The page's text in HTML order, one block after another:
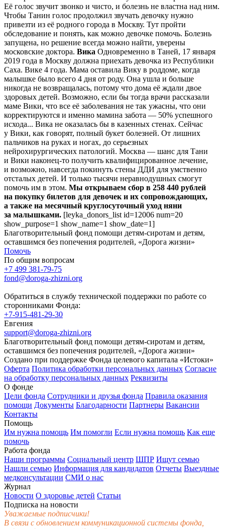
Её голос звучит звонко и чисто, и болезнь не властна над ним.
Чтобы Танин голос продолжил звучать девочку нужно
привезти из её родного города в Москву. Тут пройти
обследование и понять, как можно девочке помочь. Болезнь
запущена, но решение всегда можно найти, уверены
московские доктора. Вика Одновременно в Таней, 17 января
2019 года в Москву должна приехать девочка из Республики
Саха. Вике 4 года. Мама оставила Вику в роддоме, когда
малышке было всего 4 дня от роду. Она ушла и больше
никогда не возвращалась, потому что дома её ждали двое
здоровых детей. Возможно, если бы тогда врачи рассказали
маме Вики, что все её заболевания не так ужасны, что они
корректируются и именно мамина забота — 50% успешного
исхода... Вика не оказалась бы в казенных стенах. Сейчас
у Вики, как говорят, полный букет болезней. От лишних
пальчиков на руках и ногах, до серьезных
нейрохирургических патологий. Москва — шанс для Тани
и Вики наконец-то получить квалифицированное лечение,
и возможно, навсегда покинуть стены ДДИ для умственно
отсталых детей. И только тысячи неравнодушных смогут
помочь им в этом. Мы открываем сбор в 258 440 рублей
на покупку билетов для девочек и их сопровождающих,
а также на месячный круглосуточный уход няни
за малышками. [leyka_donors_list id=12006 num=20
show_purpose=1 show_name=1 show_date=1]
Благотворительный фонд помощи детям-сиротам и детям,
оставшимся без попечения родителей, «Дорога жизни»
Помочь
По общим вопросам
+7 499 381-79-75
fond@doroga-zhizni.org
Обратиться в службу технической поддержки по работе со
сторонниками Фонда:
+7-915-481-29-30
Евгения
support@doroga-zhizni.org
Благотворительный фонд помощи детям-сиротам и детям,
оставшимся без попечения родителей, «Дорога жизни»
Создано при поддержке Фонда целевого капитала «Истоки»
Оферта Политика обработки персональных данных Согласие
на обработку персональных данных Реквизиты
О фонде
Цели фонда Сотрудники и друзья фонда Правила оказания
помощи Документы Благодарности Партнеры Вакансии
Контакты
Помощь
Им нужна помощь Им помогли Если нужна помощь Как еще
помочь
Работа фонда
Наши программы Социальный центр ШПР Ищут семью
Нашли семью Информация для кандидатов Отчеты Выездные
медконсультации СМИ о нас
Журнал
Новости О здоровье детей Статьи
Подписка на новости
Уважаемые подписчики!
В связи с обновлением коммуникационной системы фонда,